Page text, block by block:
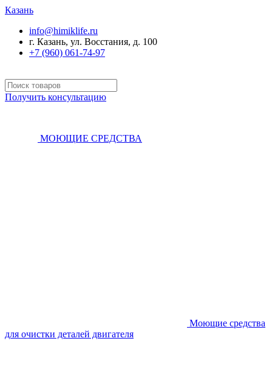
Казань
info@himiklife.ru
г. Казань, ул. Восстания, д. 100
+7 (960) 061-74-97
Получить консультацию
МОЮЩИЕ СРЕДСТВА
Моющие средства
для очистки деталей двигателя